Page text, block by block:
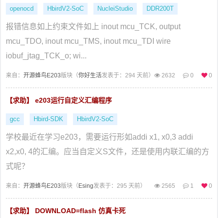
openocd HbirdV2-SoC NucleiStudio DDR200T
报错信息如上约束文件如上 inout mcu_TCK, output
mcu_TDO, inout mcu_TMS, inout mcu_TDI wire
iobuf_jtag_TCK_o; wi...
来自： 开源蜂鸟E203版块（你好生活发表于：294 天前） 2632 0 0
【求助】 e203运行自定义汇编程序
gcc Hbird-SDK HbirdV2-SoC
学校最近在学习e203，需要运行形如addi x1, x0,3 addi
x2,x0, 4的汇编。应当自定义S文件，还是使用内联汇编的方
式呢？
来自： 开源蜂鸟E203版块（ Esing发表于：295 天前） 2565 1 0
【求助】 DOWNLOAD=flash 仿真卡死